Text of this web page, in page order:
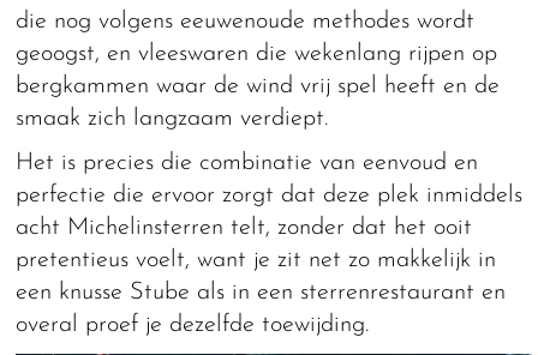
die nog volgens eeuwenoude methodes wordt
geoogst, en vleeswaren die wekenlang rijpen op
bergkammen waar de wind vrij spel heeft en de
smaak zich langzaam verdiept.
Het is precies die combinatie van eenvoud en
perfectie die ervoor zorgt dat deze plek inmiddels
acht Michelinsterren telt, zonder dat het ooit
pretentieus voelt, want je zit net zo makkelijk in
een knusse Stube als in een sterrenrestaurant en
overal proef je dezelfde toewijding.